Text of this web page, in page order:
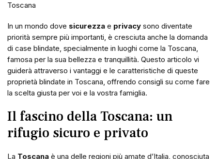
Toscana
In un mondo dove sicurezza e privacy sono diventate
priorità sempre più importanti, è cresciuta anche la domanda
di case blindate, specialmente in luoghi come la Toscana,
famosa per la sua bellezza e tranquillità. Questo articolo vi
guiderà attraverso i vantaggi e le caratteristiche di queste
proprietà blindate in Toscana, offrendo consigli su come fare
la scelta giusta per voi e la vostra famiglia.
Il fascino della Toscana: un
rifugio sicuro e privato
La Toscana è una delle regioni più amate d’Italia, conosciuta